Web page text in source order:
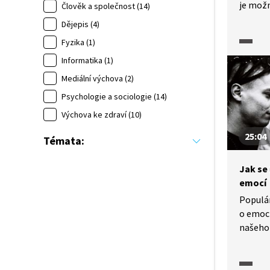
Člověk a společnost (14)
Dějepis (4)
Fyzika (1)
Informatika (1)
Mediální výchova (2)
Psychologie a sociologie (14)
Výchova ke zdraví (10)
Témata:
je
A co
stále
ale
praxe,
25:04
Jak
emocí
o